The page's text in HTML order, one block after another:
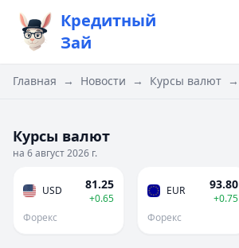
Кредитный
Зай
Главная → Новости → Курсы валют →
Курсы валют
на 6 август 2026 г.
USD 81.25
+0.65
Форекс
EUR 93.80
+0.75
Форекс